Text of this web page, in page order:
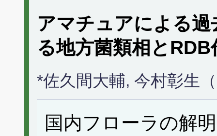
アマチュアによる
る地方菌類相と
*佐久間大輔, 今村彰生
国内フローラの解